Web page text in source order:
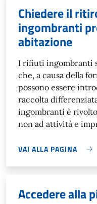
Chiedere il
ingombranti
abitazione
I rifiuti ingombranti
che, a causa della
possono essere
raccolta
ingombranti è
non ad attività e
VAI ALLA PAGINA
Accedere alla